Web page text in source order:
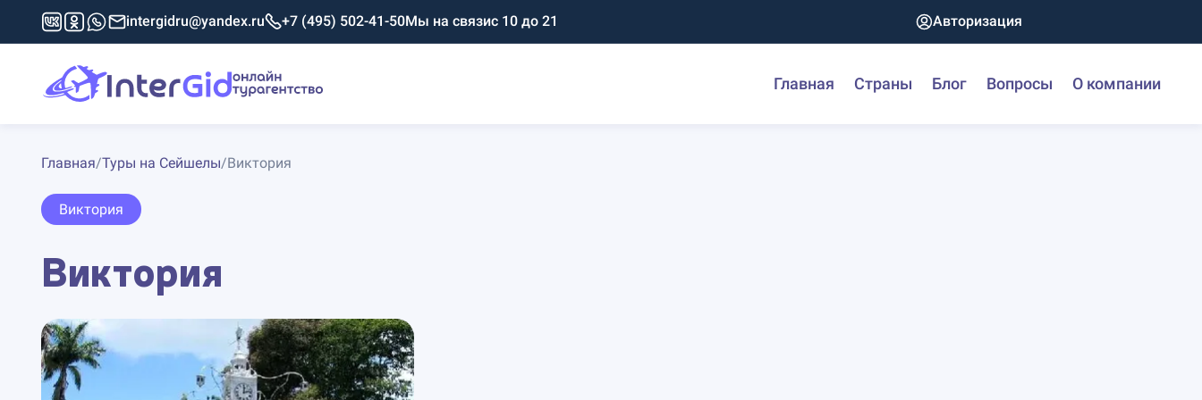
intergidru@yandex.ru +7 (495) 502-41-50Мы на связис 10 до 21 Авторизация
Главная Страны Блог Вопросы О компании
Главная/Туры на Сейшелы/Виктория
Виктория
Виктория